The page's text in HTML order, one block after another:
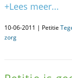
+Lees meer...
10-06-2011 | Petitie
zorg